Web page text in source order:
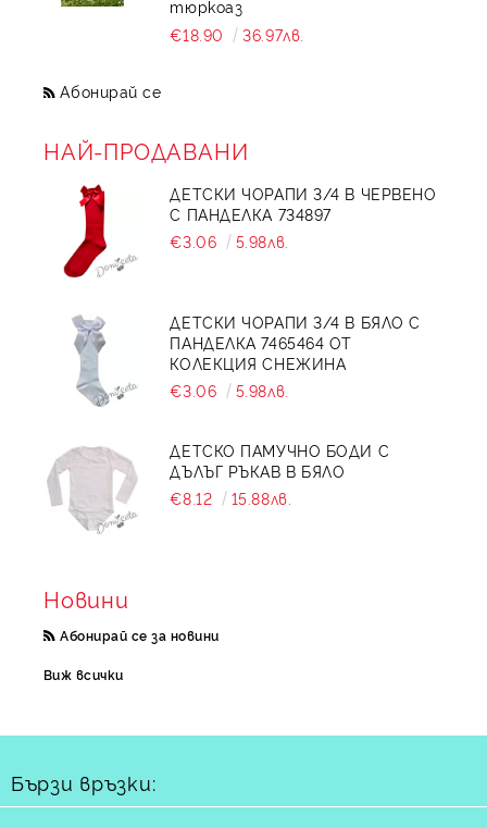
тюркоаз
€18.90
36.97лв.
Абонирай се
НАЙ-ПРОДАВАНИ
ДЕТСКИ ЧОРАПИ 3/4 В ЧЕРВЕНО
С ПАНДЕЛКА 734897
€3.06
5.98лв.
ДЕТСКИ ЧОРАПИ 3/4 В БЯЛО С
ПАНДЕЛКА 7465464 ОТ
КОЛЕКЦИЯ СНЕЖИНА
€3.06
5.98лв.
ДЕТСКО ПАМУЧНО БОДИ С
ДЪЛЪГ РЪКАВ В БЯЛО
€8.12
15.88лв.
Новини
Абонирай се за новини
Виж всички
Бързи връзки: